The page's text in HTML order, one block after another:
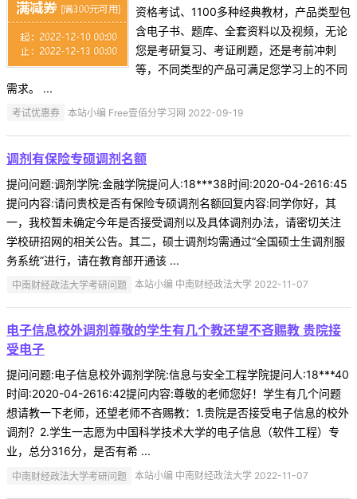
资格考试、1100多种经典教材，产品类型包
含电子书、题库、全套资料以及视频，无论
您是考研复习、考证刷题，还是考前冲刺
等，不同类型的产品可满足您学习上的不同
需求。 ...
考试优惠券 本站小编 Free壹佰分学习网 2022-09-19
调剂有保险专硕调剂名额
提问问题:调剂学院:金融学院提问人:18***38时间:2020-04-2616:45
提问内容:请问贵校是否有保险专硕调剂名额回复内容:同学你好，其
一，我校暂未确定今年是否接受调剂以及具体调剂办法，请密切关注
学校研招网的相关公告。其二，硕士调剂均需通过“全国硕士生调剂服
务系统”进行，请在教育部开通该 ...
中南财经政法大学考研问题 本站小编 中南财经政法大学 2022-11-07
电子信息校外调剂尊敬的学生有几个教还望不吝赐教 贵院接
受电子
提问问题:电子信息校外调剂学院:信息与安全工程学院提问人:18***40
时间:2020-04-2616:42提问内容:尊敬的老师您好！学生有几个问题
想请教一下老师，还望老师不吝赐教：1.贵院是否接受电子信息的校外
调剂？2.学生一志愿为中国科学技术大学的电子信息（软件工程）专
业，总分316分，是否有希 ...
中南财经政法大学考研问题 本站小编 中南财经政法大学 2022-11-07